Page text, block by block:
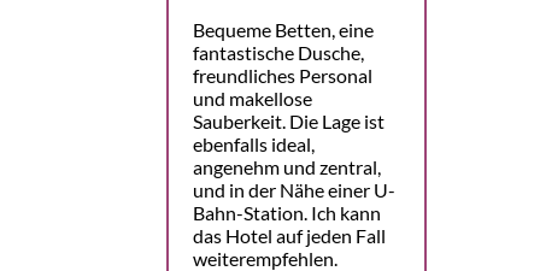
Bequeme Betten, eine
fantastische Dusche,
freundliches Personal
und makellose
Sauberkeit. Die Lage ist
ebenfalls ideal,
angenehm und zentral,
und in der Nähe einer U-
Bahn-Station. Ich kann
das Hotel auf jeden Fall
weiterempfehlen.